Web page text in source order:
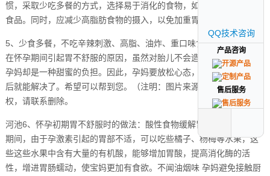
惯，采取少吃多餐的方式，选择易于消化的食物，如新鲜蔬菜和清淡
食品。同时，应减少高脂肪食物的摄入，以免加重胃部负担。
5、少食多餐，不吃辛辣刺激、高脂、油炸、重口味食物等。以上就是
在怀孕期间引起胃不舒服的原因，虽然对胎儿不会造成影响，但是对
孕妈却是一种甜蜜的负担。因此，孕妈要放松心态，一切等宝宝出生
后就能解决了。希望可以帮到您。（注明：图片来源于网络，如有侵
权，请联系删除。
河池6、怀孕初期胃不舒服时的做法：酸性食物缓解胃部不适感 怀孕
期间，由于孕激素引起的胃部不适，可以吃些橘子、杨梅等水果，这
些这些水果中含有大量的有机酸，能够增加胃酸，提高消化酶的活
性，增进胃肠蠕动，使宝妈更加有食欲。不闻油烟味 孕妈避免接触厨
QQ技术咨询
产品咨询
售后服务
QQ技术咨询
产品咨询
售后服务